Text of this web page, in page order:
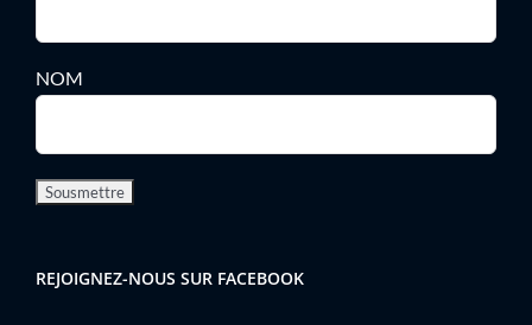
NOM
REJOIGNEZ-NOUS SUR FACEBOOK